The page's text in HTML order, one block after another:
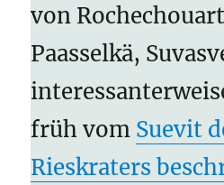
von
Paasselkä,
früh vom Suevit
Rieskraters